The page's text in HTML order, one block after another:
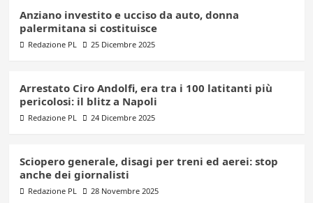
Anziano investito e ucciso da auto, donna
palermitana si costituisce
Redazione PL 25 Dicembre 2025
Arrestato Ciro Andolfi, era tra i 100 latitanti più
pericolosi: il blitz a Napoli
Redazione PL 24 Dicembre 2025
Sciopero generale, disagi per treni ed aerei: stop
anche dei giornalisti
Redazione PL 28 Novembre 2025